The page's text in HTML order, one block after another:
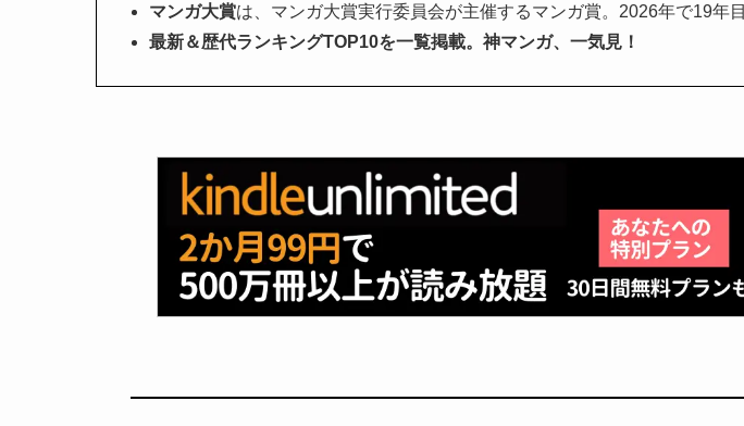
マンガ大賞は、マンガ大賞実行委員会が主催するマンガ賞。2026年で19年目
最新＆歴代ランキングTOP10を一覧掲載。神マンガ、一気見！